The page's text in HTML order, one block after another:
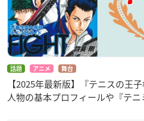
話題 アニメ 舞台
【2025年最新版】『テニスの王
人物の基本プロフィールや『テ